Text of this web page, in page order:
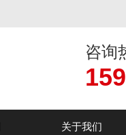
咨询
关于我们